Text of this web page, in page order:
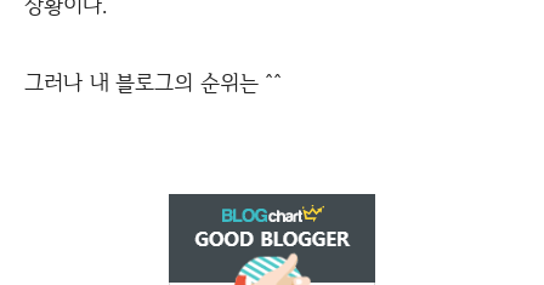
그러나 내 블로그의 순위는 ^^